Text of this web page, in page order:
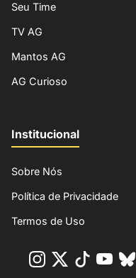
Seu Time
TV AG
Mantos AG
AG Curioso
Institucional
Sobre Nós
Política de Privacidade
Termos de Uso